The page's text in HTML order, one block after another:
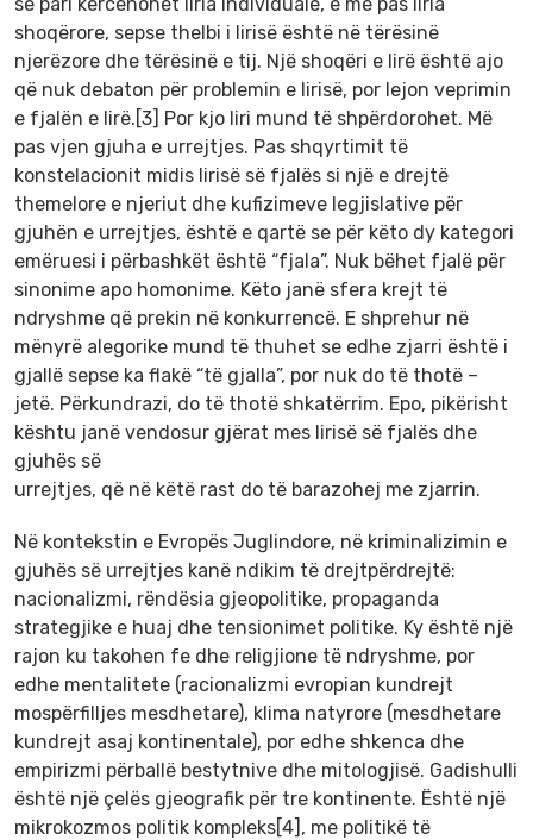
shoqërore, sepse thelbi i lirisë është në tërësinë
njerëzore dhe tërësinë e tij. Një shoqëri e lirë është ajo
që nuk debaton për problemin e lirisë, por lejon veprimin
e fjalën e lirë.[3] Por kjo liri mund të shpërdorohet. Më
pas vjen gjuha e urrejtjes. Pas shqyrtimit të
konstelacionit midis lirisë së fjalës si një e drejtë
themelore e njeriut dhe kufizimeve legjislative për
gjuhën e urrejtjes, është e qartë se për këto dy kategori
emëruesi i përbashkët është “fjala”. Nuk bëhet fjalë për
sinonime apo homonime. Këto janë sfera krejt të
ndryshme që prekin në konkurrencë. E shprehur në
mënyrë alegorike mund të thuhet se edhe zjarri është i
gjallë sepse ka flakë “të gjalla”, por nuk do të thotë –
jetë. Përkundrazi, do të thotë shkatërrim. Epo, pikërisht
kështu janë vendosur gjërat mes lirisë së fjalës dhe
gjuhës së
urrejtjes, që në këtë rast do të barazohej me zjarrin.
Në kontekstin e Evropës Juglindore, në kriminalizimin e
gjuhës së urrejtjes kanë ndikim të drejtpërdrejtë:
nacionalizmi, rëndësia gjeopolitike, propaganda
strategjike e huaj dhe tensionimet politike. Ky është një
rajon ku takohen fe dhe religjione të ndryshme, por
edhe mentalitete (racionalizmi evropian kundrejt
mospërfilljes mesdhetare), klima natyrore (mesdhetare
kundrejt asaj kontinentale), por edhe shkenca dhe
empirizmi përballë bestytnive dhe mitologjisë. Gadishulli
është një çelës gjeografik për tre kontinente. Është një
mikrokozmos politik kompleks[4], me politikë të